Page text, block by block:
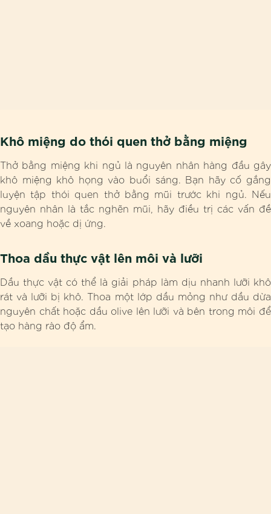
Khô miệng do thói quen thở bằng miệng
Thở bằng miệng khi ngủ là nguyên nhân hàng đầu gây
khô miệng khô họng vào buổi sáng. Bạn hãy cố gắng
luyện tập thói quen thở bằng mũi trước khi ngủ. Nếu
nguyên nhân là tắc nghẽn mũi, hãy điều trị các vấn đề
về xoang hoặc dị ứng.
Thoa dầu thực vật lên môi và lưỡi
Dầu thực vật có thể là giải pháp làm dịu nhanh lưỡi khô
rát và lưỡi bị khô. Thoa một lớp dầu mỏng như dầu dừa
nguyên chất hoặc dầu olive lên lưỡi và bên trong môi để
tạo hàng rào độ ẩm.